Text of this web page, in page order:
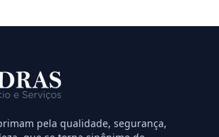
pela qualidade, segurança,